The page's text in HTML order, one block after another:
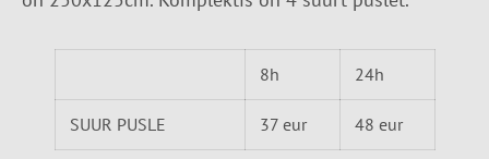
8h 24h
SUUR PUSLE 37 eur 48 eur